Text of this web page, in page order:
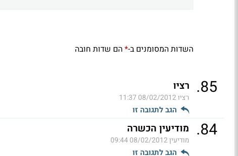
השדות המסומנים ב-*הם שדות חובה
85
. רציו
רציו08/02/2012 11:37
הגב לתגובה זו
84
. מודיעין הכשרה
מודיעין08/02/2012 09:44
הגב לתגובה זו